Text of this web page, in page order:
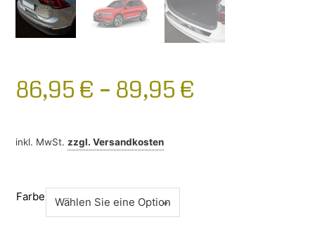
86,95 € – 89,95 €
inkl. MwSt. zzgl.Versandkosten
Farbe